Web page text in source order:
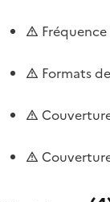
Formats